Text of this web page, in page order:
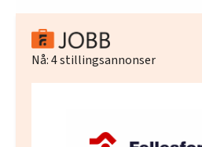
Nå:4stillingsannonser